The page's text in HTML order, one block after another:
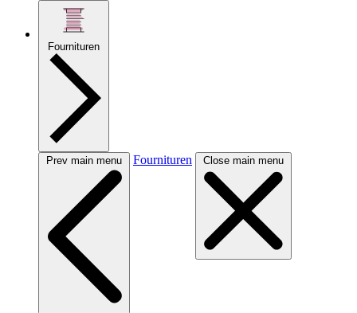
Fournituren
Prev main menu Fournituren Close main menu